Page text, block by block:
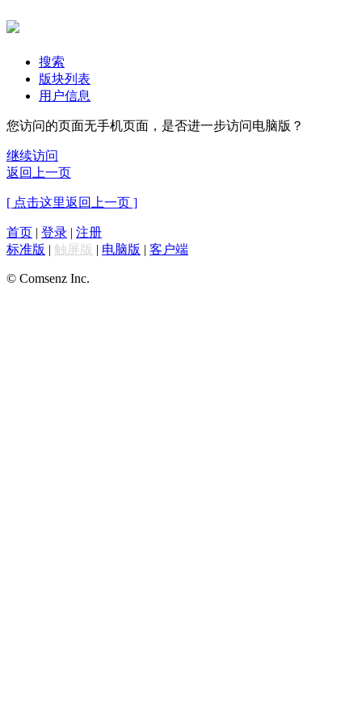
搜索
版块列表
用户信息
您访问的页面无手机页面，是否进一步访问电脑版？
继续访问
返回上一页
[ 点击这里返回上一页 ]
首页 | 登录 | 注册
标准版 | 触屏版 | 电脑版 | 客户端
© Comsenz Inc.